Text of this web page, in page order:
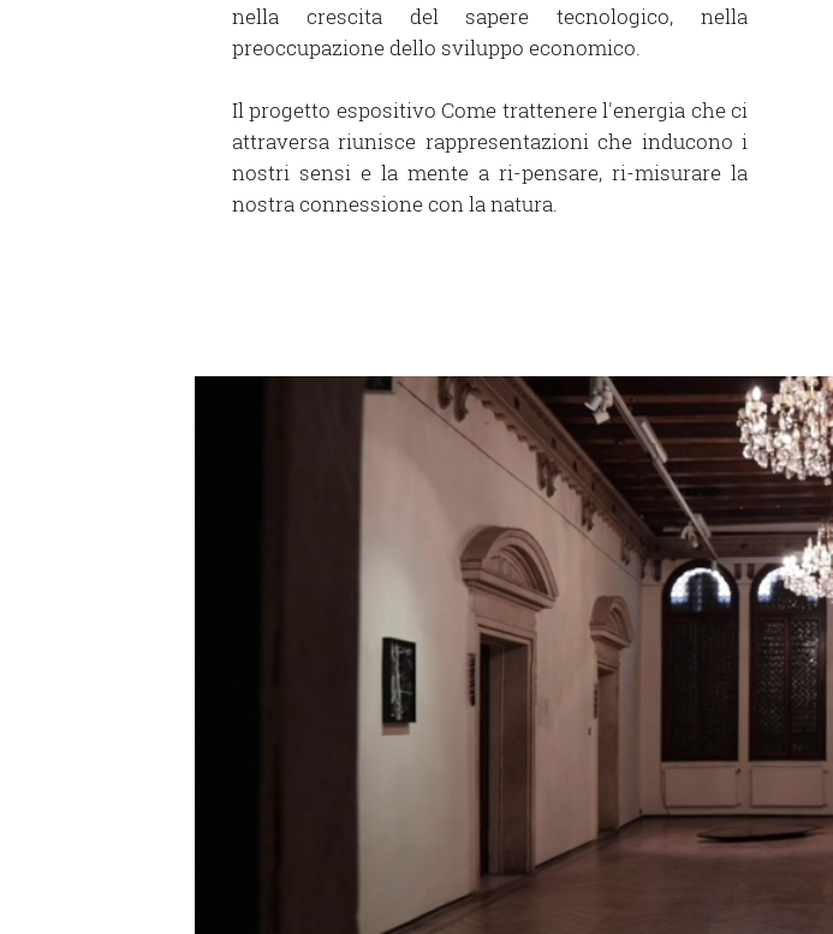
nella crescita del sapere tecnologico, nella
preoccupazione dello sviluppo economico.
Il progetto espositivo Come trattenere l'energia che ci
attraversa riunisce rappresentazioni che inducono i
nostri sensi e la mente a ri-pensare, ri-misurare la
nostra connessione con la natura.